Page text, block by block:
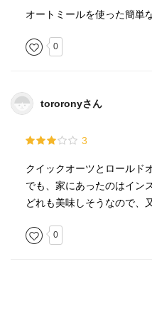
オートミールを使った簡単
0
tororonyさん
3
クイックオーツとロールド
でも、家にあったのはイン
どれも美味しそうなので、
0